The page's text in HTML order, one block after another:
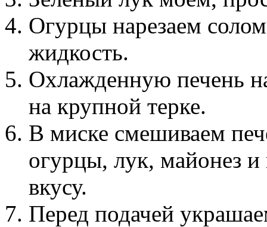
Огурцы нарезаем
жидкость.
Охлажденную печень
на крупной терке.
В миске смешиваем
огурцы, лук, майонез
вкусу.
Перед подачей